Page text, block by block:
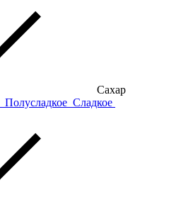
Сахар
Полусладкое Сладкое